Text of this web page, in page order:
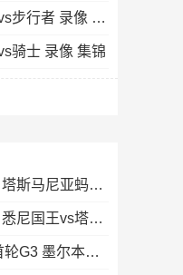
2月14日NBA常规赛 爵士vs步行者 录像 集锦
骑士 录像 集锦
05月08日NBL(A)总决赛2 塔斯马尼亚蚂蚁vs悉尼国王 录像
05月06日NBL(A)总决赛1 悉尼国王vs塔斯马尼亚蚂蚁 全场录像
05月02日NBL(A)季后赛首轮G3 墨尔本联 - 塔斯马尼亚蚂蚁 录像集锦